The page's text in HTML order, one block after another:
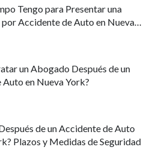
Tengo para Presentar una
Accidente de Auto en Nueva
un Abogado Después de un
en Nueva York?
de un Accidente de Auto
Plazos y Medidas de Seguridad